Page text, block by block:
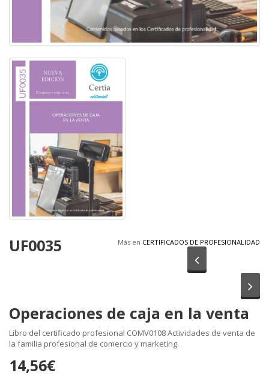
Más en CERTIFICADOS DE PROFESIONALIDAD
Anterior
UF0035
Operaciones de caja en la venta
Libro del certificado profesional COMV0108 Actividades de venta de
la familia profesional de comercio y marketing.
14,56€